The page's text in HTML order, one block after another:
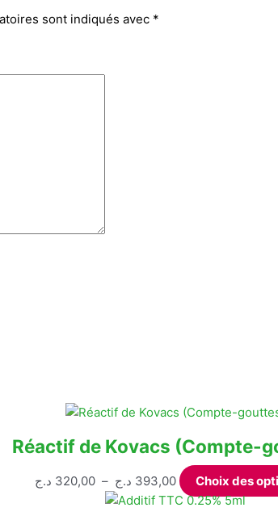
sont indiqués avec *
Réactif de Kovacs (Compte-
320,00 د.ج – 393,00 د.ج
Plage
de
Choix des